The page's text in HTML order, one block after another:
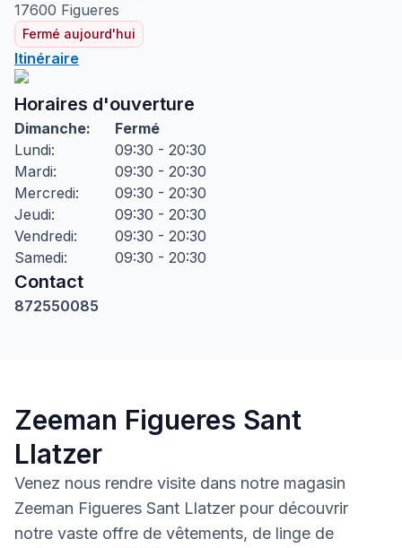
17600 Figueres
Fermé aujourd'hui
Itinéraire
Horaires d'ouverture
Dimanche:
Fermé
Lundi:
09:30 - 20:30
Mardi:
09:30 - 20:30
Mercredi:
09:30 - 20:30
Jeudi:
09:30 - 20:30
Vendredi:
09:30 - 20:30
Samedi: 09:30 - 20:30
Contact
872550085
Zeeman Figueres Sant
Llatzer
Venez nous rendre visite dans notre magasin
Zeeman Figueres Sant Llatzer pour découvrir
notre vaste offre de vêtements, de linge de